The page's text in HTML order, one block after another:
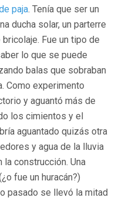
paja. Tenía que ser un
ducha solar, un parterre
Fue un tipo de
lo que se puede
balas que sobraban
Como experimento
y aguantó más de
los cimientos y el
aguantado quizás otra
y agua de la lluvia
construcción. Una
fue un huracán?)
pasado se llevó la mitad